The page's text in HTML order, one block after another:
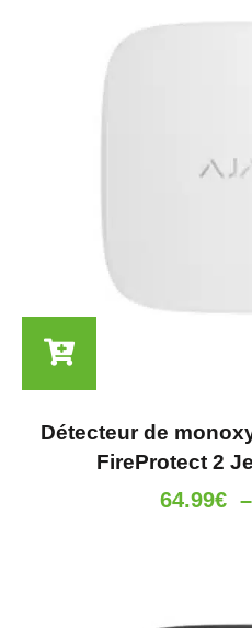
Détecteur de
FireProtect 2
64.99€ –